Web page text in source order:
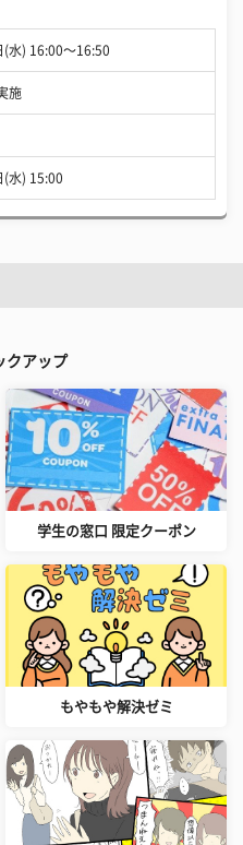
水) 16:00〜16:50
施
(水) 15:00
クアップ
学生の窓口 限定クーポン
もやもや解決ゼミ